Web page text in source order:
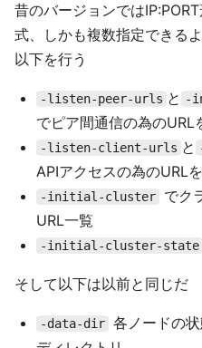
昔のバージョンでは
式、しかも複数指定できる
以下を行う
-listen-peer-urls と -
でピア間通信の為のURL
-listen-client-urls と
APIアクセスの為のURL
-initial-cluster
でク
URL一覧
-initial-cluster-state
そして以下は以前と同じだ
-data-dir 各ノードの